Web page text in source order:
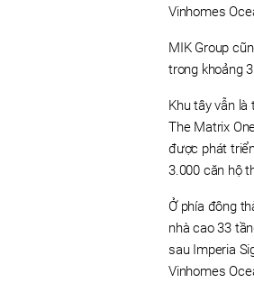
Vinhomes
MIK Group
trong khoảng
Khu tây vẫn
The Matrix
được phát
3.000 căn hộ
Ở phía đông
nhà cao 33
sau Imperia
Vinhomes